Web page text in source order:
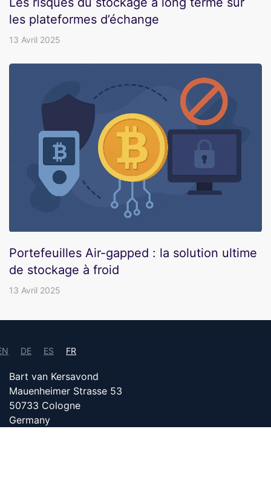
les plateformes d’échange
13 Avril 2025
Portefeuilles Air-gapped : la solution ultime
de stockage à froid
13 Avril 2025
DE ES FR
Bart van Kersavond
Mauenheimer Strasse 53
50733 Cologne
Germany